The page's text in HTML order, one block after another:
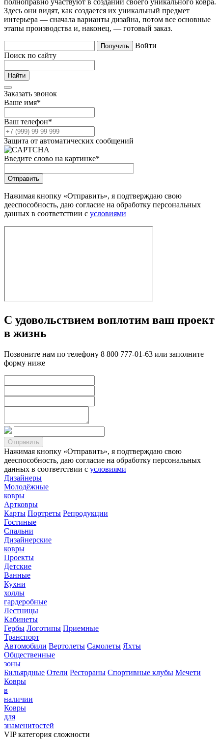
Здесь они видят, как создается их уникальный предмет
интерьера — сначала варианты дизайна, потом все основные
этапы производства и, наконец, — готовый заказ.
Войти
Поиск по сайту
Заказать звонок
Ваше имя*
Ваш телефон*
Защита от автоматических сообщений
Введите слово на картинке*
Нажимая кнопку «Отправить», я подтверждаю свою
дееспособность, даю согласие на обработку персональных
данных в соответствии с условиями
С удовольствием воплотим ваш проект
в жизнь
Позвоните нам по телефону 8 800 777-01-63 или заполните
форму ниже
Нажимая кнопку «Отправить», я подтверждаю свою
дееспособность, даю согласие на обработку персональных
данных в соответствии с условиями
Дизайнеры
Молодёжные
ковры
Артковры
Карты Портреты Репродукции
Гостиные
Спальни
Дизайнерские
ковры
Проекты
Детские
Ванные
Кухни
холлы
гардеробные
Лестницы
Кабинеты
Гербы Логотипы Приемные
Транспорт
Автомобили Вертолеты Самолеты Яхты
Общественные
зоны
Бильярдные Отели Рестораны Спортивные клубы Мечети
Ковры
в
наличии
Ковры
для
знаменитостей
VIP категория сложности